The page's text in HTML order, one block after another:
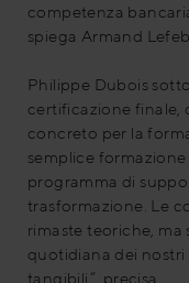
competenza
spiega Armand
Philippe Dubois
certificazione finale,
concreto per la
semplice
programma di
trasformazione. Le
rimaste teoriche, ma
quotidiana dei nostri
tangibili”, precisa.